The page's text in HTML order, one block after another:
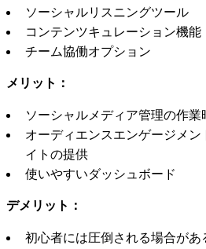
ソーシャルリスニングツール
コンテンツキュレーション機能
チーム協働オプション
メリット：
ソーシャルメディア管理の作業
オーディエンスエンゲージメ
イトの提供
使いやすいダッシュボード
デメリット：
初心者には圧倒される場合があ